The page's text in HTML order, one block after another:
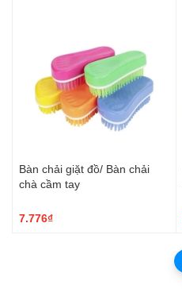
Bàn chải giặt đồ/ Bàn chải
chà cầm tay
7.776₫